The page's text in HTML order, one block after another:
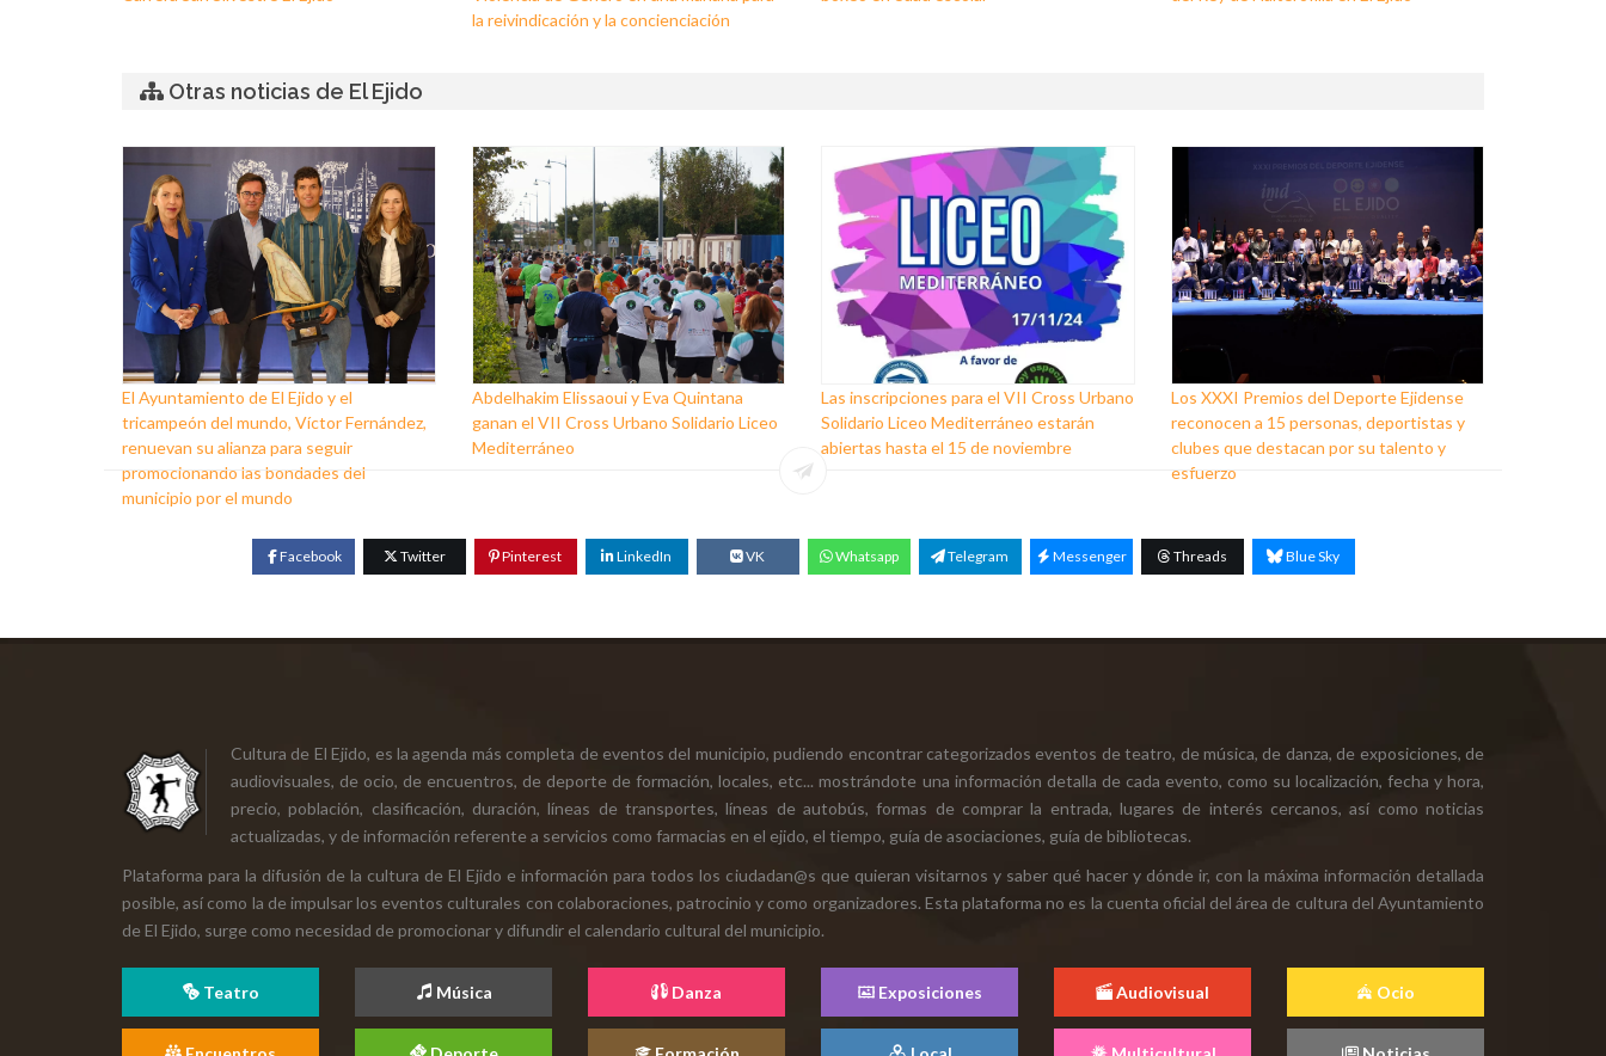
la reivindicación y la concienciación
Otras noticias de El Ejido
El Ayuntamiento de El Ejido y el
tricampeón del mundo, Víctor Fernández,
renuevan su alianza para seguir
promocionando las bondades del
municipio por el mundo
Abdelhakim Elissaoui y Eva Quintana
ganan el VII Cross Urbano Solidario Liceo
Mediterráneo
Las inscripciones para el VII Cross Urbano
Solidario Liceo Mediterráneo estarán
abiertas hasta el 15 de noviembre
Los XXXI Premios del Deporte Ejidense
reconocen a 15 personas, deportistas y
clubes que destacan por su talento y
esfuerzo
Facebook Twitter Pinterest LinkedIn VK Whatsapp Telegram Messenger Threads Blue Sky
Cultura de El Ejido, es la agenda más completa de eventos del municipio, pudiendo encontrar categorizados eventos de teatro, de música, de danza, de exposiciones, de
audiovisuales, de ocio, de encuentros, de deporte de formación, locales, etc... mostrándote una información detalla de cada evento, como su localización, fecha y hora,
precio, población, clasificación, duración, líneas de transportes, líneas de autobús, formas de comprar la entrada, lugares de interés cercanos, así como noticias
actualizadas, y de información referente a servicios como farmacias en el ejido, el tiempo, guía de asociaciones, guía de bibliotecas.
Plataforma para la difusión de la cultura de El Ejido e información para todos los ciudadan@s que quieran visitarnos y saber qué hacer y dónde ir, con la máxima información detallada
posible, así como la de impulsar los eventos culturales con colaboraciones, patrocinio y como organizadores. Esta plataforma no es la cuenta oficial del área de cultura del Ayuntamiento
de El Ejido, surge como necesidad de promocionar y difundir el calendario cultural del municipio.
Teatro Música Danza Exposiciones Audiovisual Ocio